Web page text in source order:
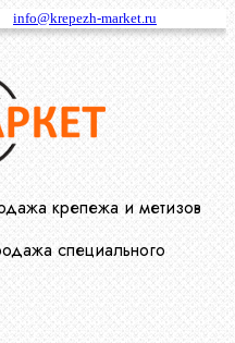
info@krepezh-market.ru
крепежа и метизов
специального